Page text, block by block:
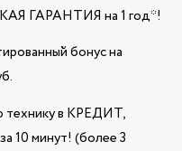
ГАРАНТИЯ на 1 год*!
бонус на
технику в КРЕДИТ,
10 минут! (более 3